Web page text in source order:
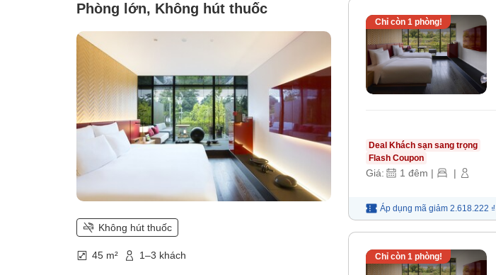
Phòng lớn, Không hút thuốc
Không hút thuốc
45 m² 1–3 khách
Chỉ còn 1phòng!
Deal Khách sạn sang trọng
Flash Coupon
Giá: 1 đêm | |
Áp dụng mã giảm 2.618.222 ₫
Chỉ còn 1phòng!